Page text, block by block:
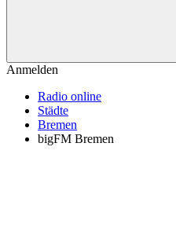
Anmelden
Radio online
Städte
Bremen
bigFM Bremen